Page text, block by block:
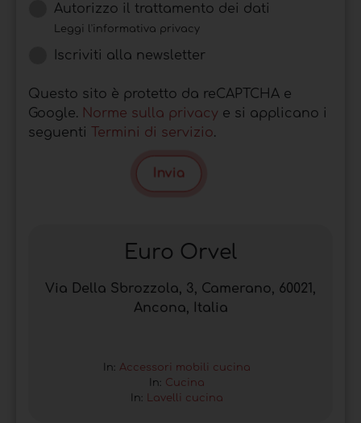
Autorizzo il trattamento dei dati
Leggi l'informativa privacy
Iscriviti alla newsletter
Questo sito è protetto da reCAPTCHA e
Google. Norme sulla privacy e si applicano i
seguenti
Termini di servizio.
Invia
Euro Orvel
Via Della Sbrozzola, 3, Camerano, 60021,
Ancona, Italia
In: Accessori mobili cucina
In: Cucina
In:
Lavelli cucina